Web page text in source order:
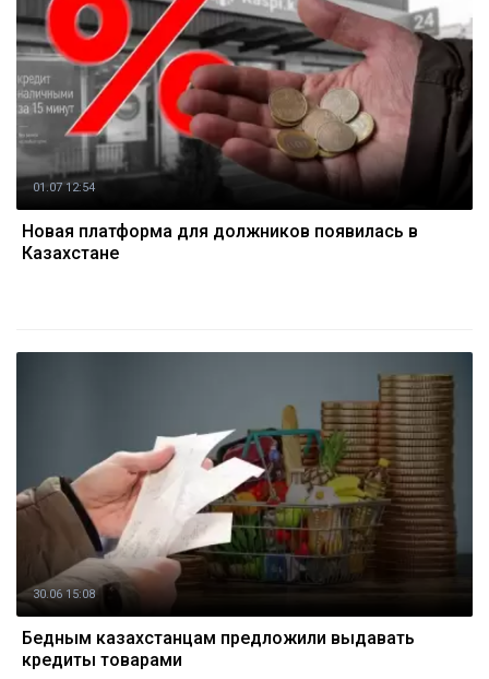
01.07 12:54
Новая платформа для должников появилась в
Казахстане
30.06 15:08
Бедным казахстанцам предложили выдавать
кредиты товарами